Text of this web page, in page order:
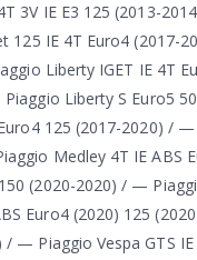
3V IE E3 125 (2013-
125 IE 4T Euro4
Liberty IGET IE 4T
Liberty S Euro5
125 (2017-2020) /
Medley 4T IE
(2020-2020) / —
Euro4 (2020) 125
— Piaggio Vespa GTS